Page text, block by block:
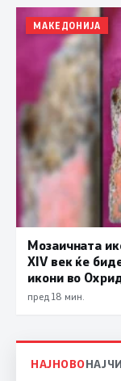
МАКЕДОНИЈА
Мозаичната
XIV век ќе
икони во
пред 18 мин.
НАЈНОВО